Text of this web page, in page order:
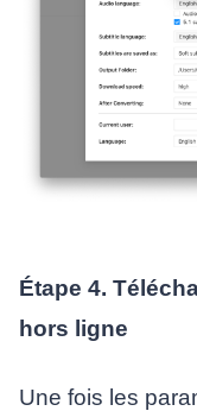
Étape 4.
hors ligne
Une fois les